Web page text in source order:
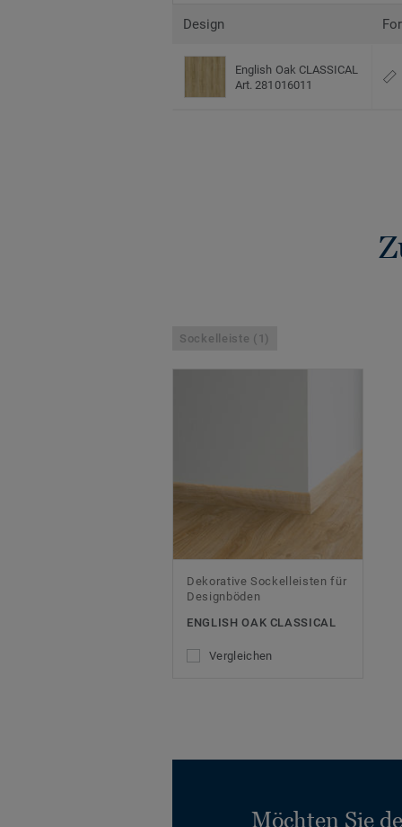
Design
English Oak CLASSICAL
Art. 281016011
Sockelleiste (1)
Dekorative Sockelleisten für
Designböden
ENGLISH OAK CLASSICAL
Vergleichen
Möchten Sie